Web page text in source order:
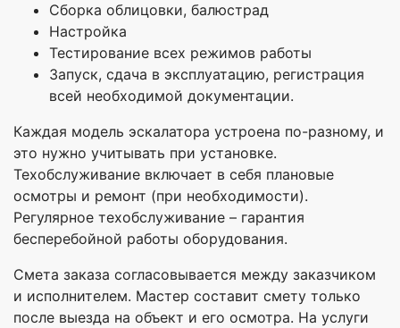
Сборка облицовки, балюстрад
Настройка
Тестирование всех режимов работы
Запуск, сдача в эксплуатацию, регистрация
всей необходимой документации.
Каждая модель эскалатора устроена по-разному, и
это нужно учитывать при установке.
Техобслуживание включает в себя плановые
осмотры и ремонт (при необходимости).
Регулярное техобслуживание – гарантия
бесперебойной работы оборудования.
Смета заказа согласовывается между заказчиком
и исполнителем. Мастер составит смету только
после выезда на объект и его осмотра. На услуги